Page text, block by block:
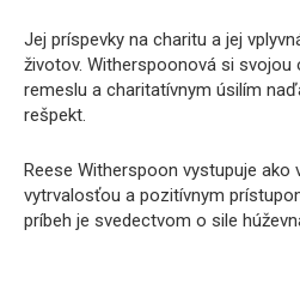
Jej príspevky na charitu a jej
životov. Witherspoonová si
remeslu a charitatívnym úsilím
rešpekt.
Reese Witherspoon vystupuje ako
vytrvalosťou a pozitívnym
príbeh je svedectvom o sile